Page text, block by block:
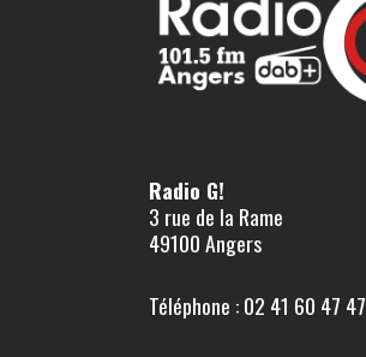
Radio G!
3 rue de la Rame
49100 Angers
Téléphone : 02 41 60 47 47